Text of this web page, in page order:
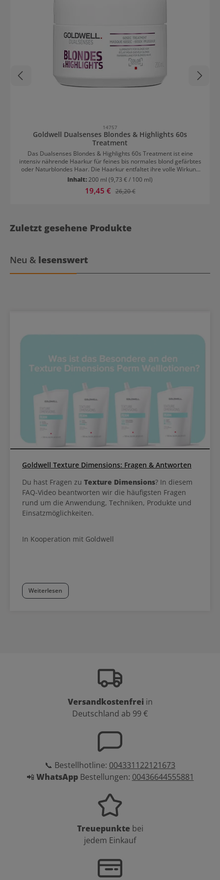
14757
Goldwell Dualsenses Blondes & Highlights 60s
Treatment
Das Dualsenses Blondes & Highlights 60s Treatment ist eine
intensiv nährende Haarkur für feines bis normales blond gefärbtes
oder Naturblondes Haar. Die Haarkur entfaltet ihre volle Wirkung
in nur 60 Sekunden, danach kann sie sofort ausgespült werden. Sie
regeneriert das Haar sofort und intensiviert die Farbbrillanz. Die
Maske für blondes Haar wirkt gegen unerwünschten Gelbstich und
Inhalt:200 ml (9,73 € / 100 ml)
Verkaufspreis:
19,45 € Regulärer Preis:
26,20 €
Zuletzt gesehene Produkte
Neu & lesenswert
Goldwell Texture Dimensions: Fragen & Antworten
Du hast Fragen zu Texture Dimensions? In diesem
FAQ-Video beantworten wir die häufigsten Fragen
rund um die Anwendung, Techniken, Produkte und
Einsatzmöglichkeiten.
In Kooperation mit Goldwell
Weiterlesen
Versandkostenfrei in
Deutschland ab 99 €
📞 Bestellhotline: 004331122121673
📲 WhatsAppBestellungen: 00436644555881
Treuepunkte bei
jedem Einkauf